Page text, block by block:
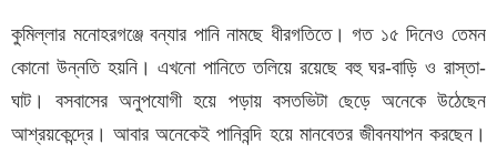
কুমিল্লার মনোহরগঞ্জে বন্যার পানি নামছে ধীরগতিতে। গত ১৫ দিনেও তেমন
কোনো উন্নতি হয়নি। এখনো পানিতে তলিয়ে রয়েছে বহু ঘর-বাড়ি ও রাস্তা-
ঘাট। বসবাসের অনুপযোগী হয়ে পড়ায় বসতভিটা ছেড়ে অনেকে উঠেছেন
আশ্রয়কেন্দ্রে। আবার অনেকেই পানিবন্দি হয়ে মানবেতর জীবনযাপন করছেন।